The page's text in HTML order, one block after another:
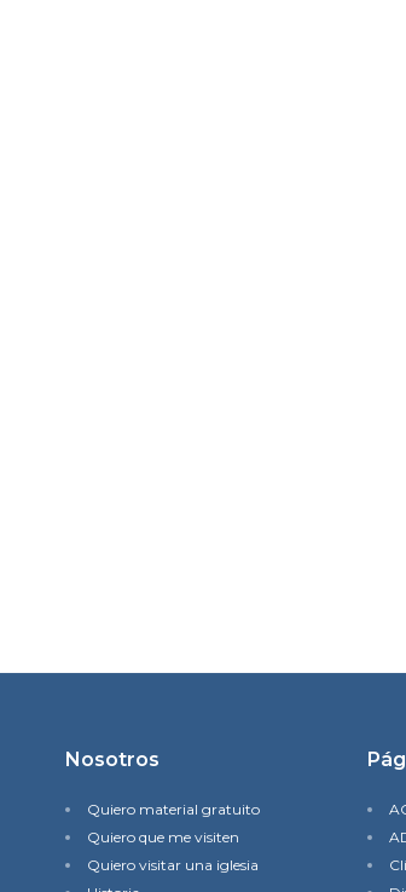
Nosotros
Quiero material gratuito
Quiero que me visiten
Quiero visitar una iglesia